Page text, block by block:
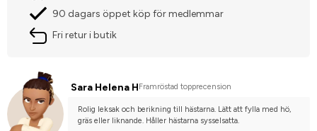
90 dagars öppet köp för medlemmar
Fri retur i butik
Sara Helena H Framröstad topprecension
Rolig leksak och berikning till hästarna. Lätt att fylla med hö,
gräs eller liknande. Håller hästarna sysselsatta.